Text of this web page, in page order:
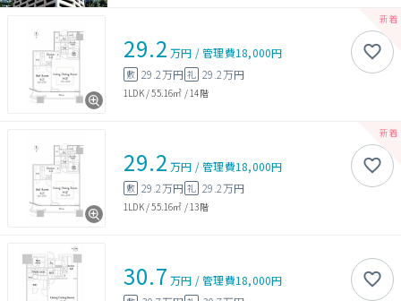
29.2 万円 /管理費18,000円
敷 29.2万円 礼 29.2万円
1LDK/55.16㎡ / 14階
29.2 万円 /管理費18,000円
敷 29.2万円 礼 29.2万円
1LDK/55.16㎡ / 13階
30.7 万円 /管理費18,000円